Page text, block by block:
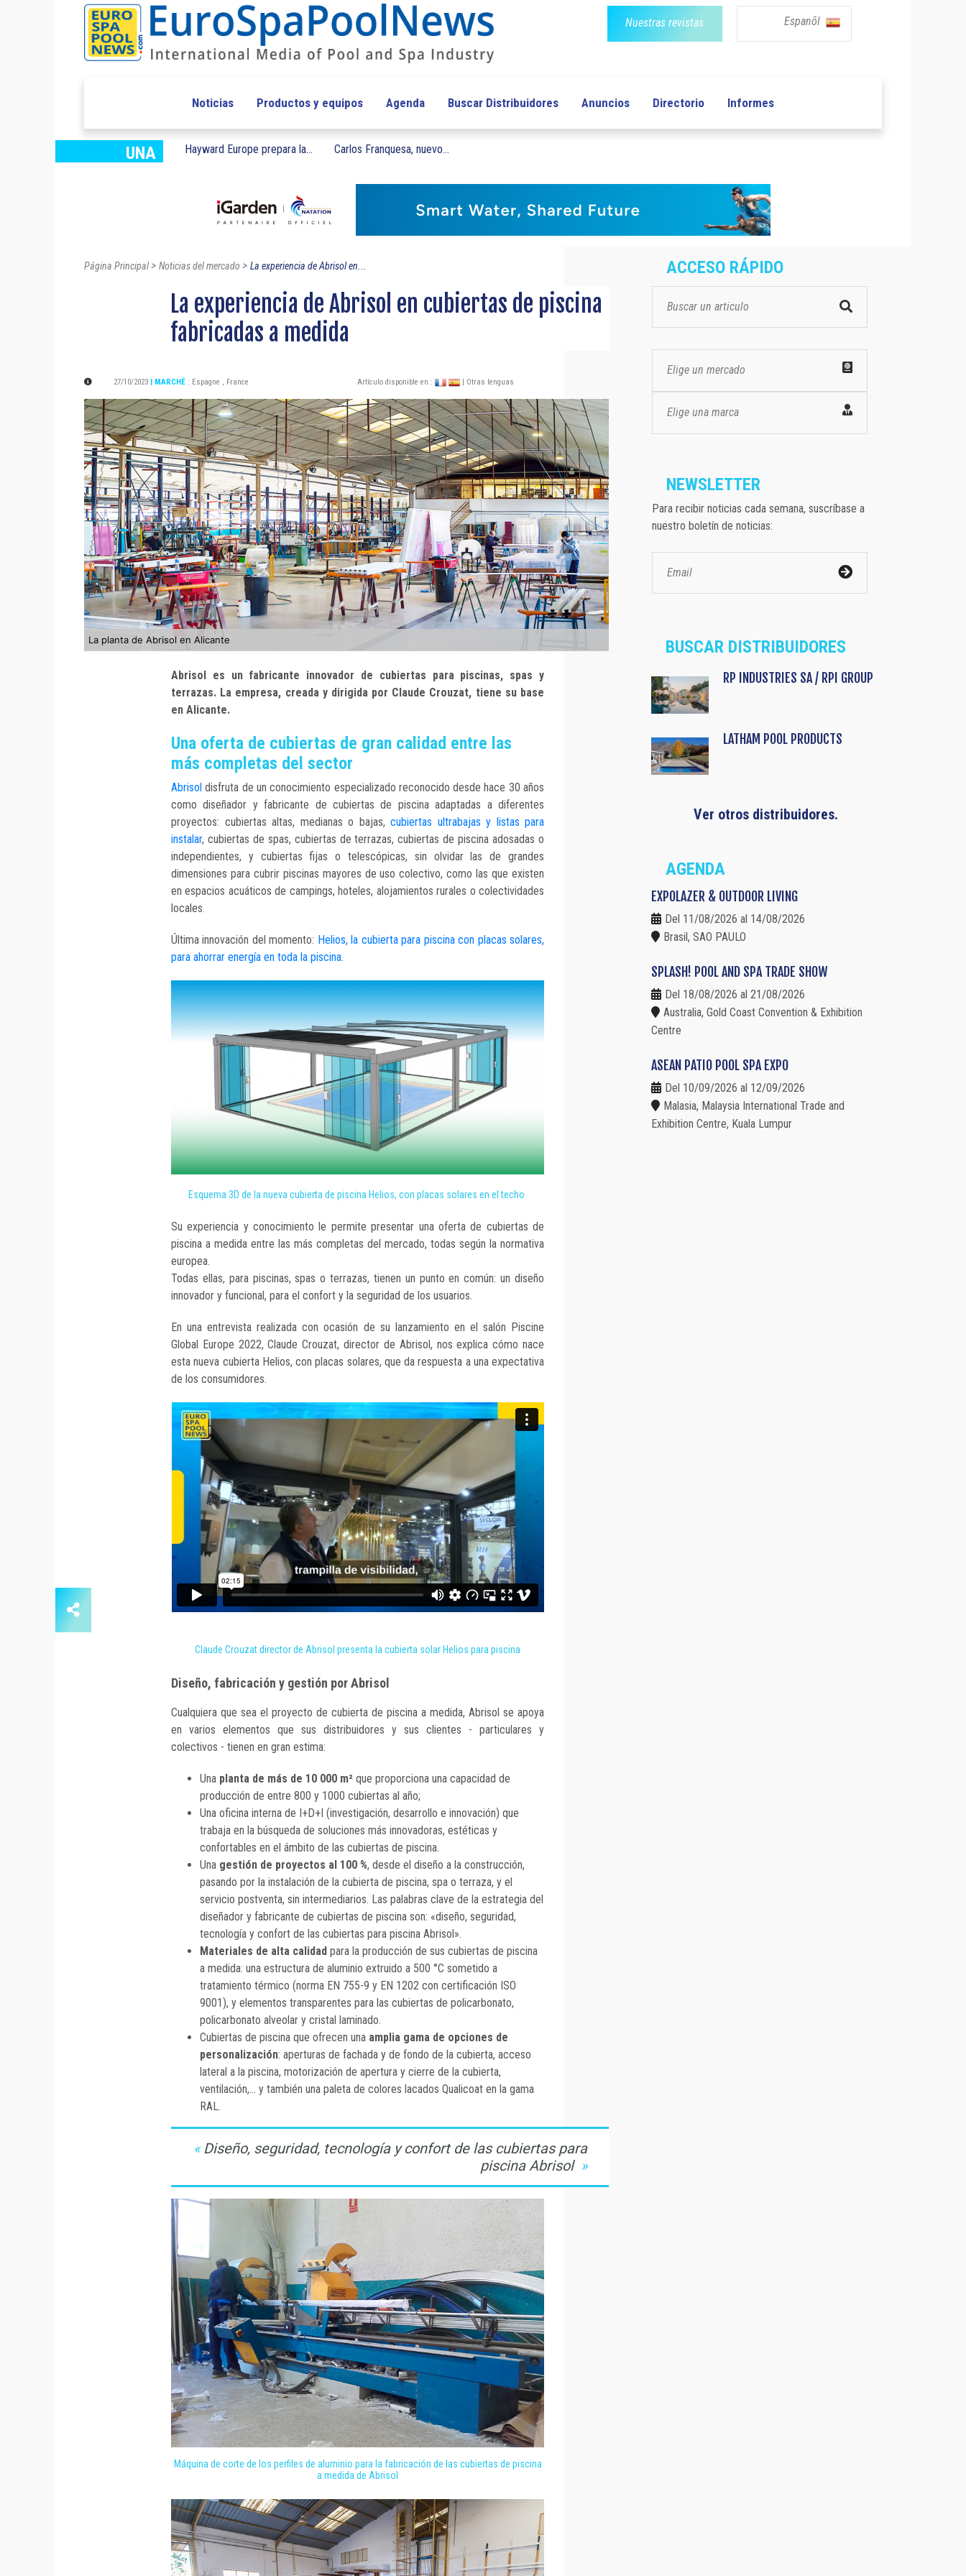
Nuestras revistas Espanõl
Noticias Productos y equipos Agenda Buscar Distribuidores Anuncios Directorio Informes
UNA Hayward Europe prepara la... Carlos Franquesa, nuevo...
Página Principal> Noticias del mercado > La experiencia de Abrisol en...
La experiencia de Abrisol en cubiertas de piscina
fabricadas a medida
27/10/2023 | MARCHÉ : Espagne , France Artículo disponible en : | Otras lenguas
La planta de Abrisol en Alicante
Abrisol es un fabricante innovador de cubiertas para piscinas, spas y
terrazas. La empresa, creada y dirigida por Claude Crouzat, tiene su base
en Alicante.
Una oferta de cubiertas de gran calidad entre las
más completas del sector
Abrisol disfruta de un conocimiento especializado reconocido desde hace 30 años
como diseñador y fabricante de cubiertas de piscina adaptadas a diferentes
proyectos: cubiertas altas, medianas o bajas, cubiertas ultrabajas y listas para
instalar, cubiertas de spas, cubiertas de terrazas, cubiertas de piscina adosadas o
independientes, y cubiertas fijas o telescópicas, sin olvidar las de grandes
dimensiones para cubrir piscinas mayores de uso colectivo, como las que existen
en espacios acuáticos de campings, hoteles, alojamientos rurales o colectividades
locales.
Última innovación del momento: Helios, la cubierta para piscina con placas solares,
para ahorrar energía en toda la piscina.
Esquema 3D de la nueva cubierta de piscina Helios, con placas solares en el techo
Su experiencia y conocimiento le permite presentar una oferta de cubiertas de
piscina a medida entre las más completas del mercado, todas según la normativa
europea.
Todas ellas, para piscinas, spas o terrazas, tienen un punto en común: un diseño
innovador y funcional, para el confort y la seguridad de los usuarios.
En una entrevista realizada con ocasión de su lanzamiento en el salón Piscine
Global Europe 2022, Claude Crouzat, director de Abrisol, nos explica cómo nace
esta nueva cubierta Helios, con placas solares, que da respuesta a una expectativa
de los consumidores.
Claude Crouzat director de Abrisol presenta la cubierta solar Helios para piscina
Diseño, fabricación y gestión por Abrisol
Cualquiera que sea el proyecto de cubierta de piscina a medida, Abrisol se apoya
en varios elementos que sus distribuidores y sus clientes - particulares y
colectivos - tienen en gran estima:
Una planta de más de 10 000 m² que proporciona una capacidad de
producción de entre 800 y 1000 cubiertas al año;
Una oficina interna de I+D+I (investigación, desarrollo e innovación) que
trabaja en la búsqueda de soluciones más innovadoras, estéticas y
confortables en el ámbito de las cubiertas de piscina.
Una gestión de proyectos al 100 %, desde el diseño a la construcción,
pasando por la instalación de la cubierta de piscina, spa o terraza, y el
servicio postventa, sin intermediarios. Las palabras clave de la estrategia del
diseñador y fabricante de cubiertas de piscina son: «diseño, seguridad,
tecnología y confort de las cubiertas para piscina Abrisol».
Materiales de alta calidad para la producción de sus cubiertas de piscina
a medida: una estructura de aluminio extruido a 500 °C sometido a
tratamiento térmico (norma EN 755-9 y EN 1202 con certificación ISO
9001), y elementos transparentes para las cubiertas de policarbonato,
policarbonato alveolar y cristal laminado.
Cubiertas de piscina que ofrecen una amplia gama de opciones de
personalización: aperturas de fachada y de fondo de la cubierta, acceso
lateral a la piscina, motorización de apertura y cierre de la cubierta,
ventilación,... y también una paleta de colores lacados Qualicoat en la gama
RAL.
Diseño, seguridad, tecnología y confort de las cubiertas para
piscina Abrisol
Máquina de corte de los perfiles de aluminio para la fabricación de las cubiertas de piscina
a medida de Abrisol
ACCESO RÁPIDO
Elige un mercado
Elige una marca
NEWSLETTER
Para recibir noticias cada semana, suscríbase a
nuestro boletín de noticias:
BUSCAR DISTRIBUIDORES
RP INDUSTRIES SA / RPI GROUP
LATHAM POOL PRODUCTS
Ver otros distribuidores.
AGENDA
EXPOLAZER & OUTDOOR LIVING
Del 11/08/2026 al 14/08/2026
Brasil, SAO PAULO
SPLASH! POOL AND SPA TRADE SHOW
Del 18/08/2026 al 21/08/2026
Australia, Gold Coast Convention & Exhibition
Centre
ASEAN PATIO POOL SPA EXPO
Del 10/09/2026 al 12/09/2026
Malasia, Malaysia International Trade and
Exhibition Centre, Kuala Lumpur